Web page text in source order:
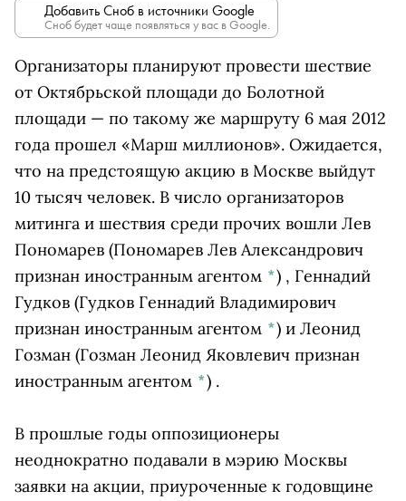
Добавить Сноб в источники Google
Сноб будет чаще появляться у вас в Google.
Организаторы планируют провести шествие
от Октябрьской площади до Болотной
площади — по такому же маршруту 6 мая 2012
года прошел «Марш миллионов». Ожидается,
что на предстоящую акцию в Москве выйдут
10 тысяч человек. В число организаторов
митинга и шествия среди прочих вошли Лев
Пономарев (Пономарев Лев Александрович
признан иностранным агентом *) , Геннадий
Гудков (Гудков Геннадий Владимирович
признан иностранным агентом *) и Леонид
Гозман (Гозман Леонид Яковлевич признан
иностранным агентом *) .
В прошлые годы оппозиционеры
неоднократно подавали в мэрию Москвы
заявки на акции, приуроченные к годовщине